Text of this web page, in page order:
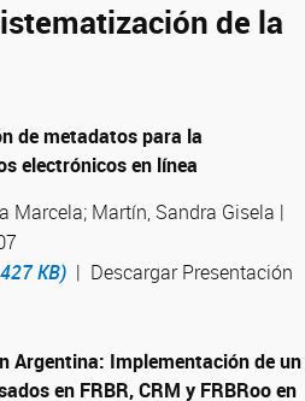
de la
de metadatos para la
electrónicos en línea
Marcela; Martín, Sandra Gisela |
KB) | Descargar Presentación
Argentina: Implementación de un
en FRBR, CRM y FRBRoo en